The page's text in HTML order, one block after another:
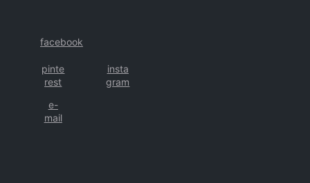
facebook
pinte
rest
insta
gram
e-
mail